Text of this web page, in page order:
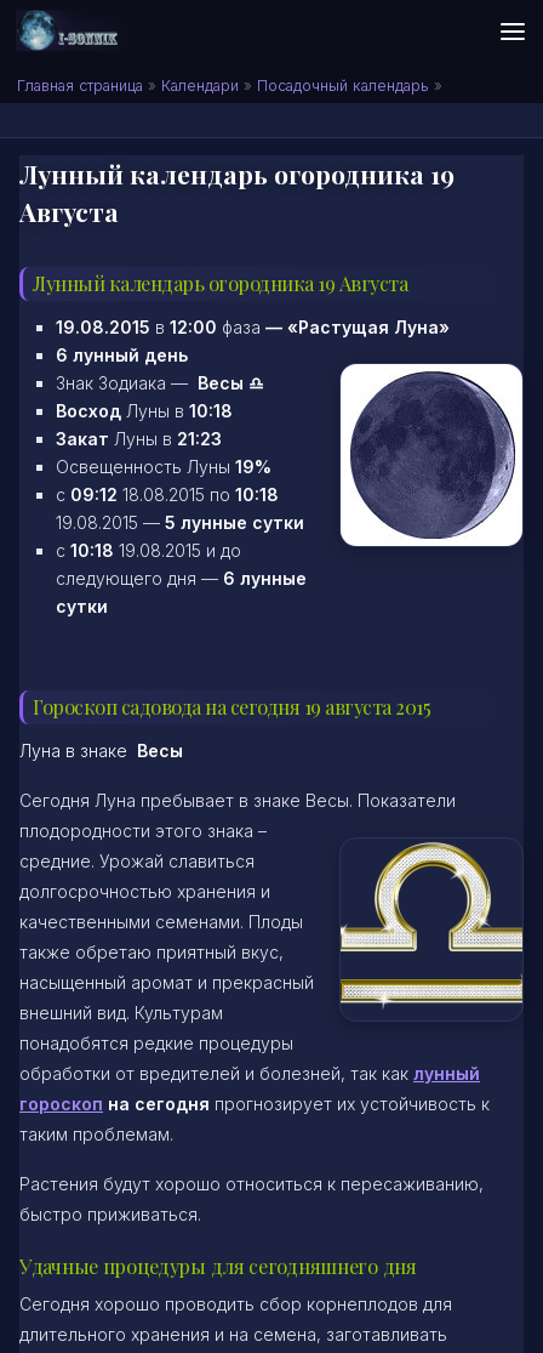
Skip to content
Сонник I-SONNIK.COM
Главная страница » Календари » Посадочный календарь »
Лунный календарь огородника 19
Августа
Лунный календарь огородника 19 Августа
19.08.2015 в 12:00 фаза — «Растущая Луна»
6 лунный день
Знак Зодиака — Весы ♎
Восход Луны в 10:18
Закат Луны в 21:23
Освещенность Луны 19%
c 09:12 18.08.2015 по 10:18
19.08.2015 — 5 лунные сутки
c 10:18 19.08.2015 и до
следующего дня — 6 лунные
сутки
Гороскоп садовода на сегодня 19 августа 2015
Луна в знаке Весы
Сегодня Луна пребывает в знаке Весы. Показатели
плодородности этого знака –
средние. Урожай славиться
долгосрочностью хранения и
качественными семенами. Плоды
также обретаю приятный вкус,
насыщенный аромат и прекрасный
внешний вид. Культурам
понадобятся редкие процедуры
обработки от вредителей и болезней, так как лунный
гороскоп на сегодня прогнозирует их устойчивость к
таким проблемам.
Растения будут хорошо относиться к пересаживанию,
быстро приживаться.
Удачные процедуры для сегодняшнего дня
Сегодня хорошо проводить сбор корнеплодов для
длительного хранения и на семена, заготавливать